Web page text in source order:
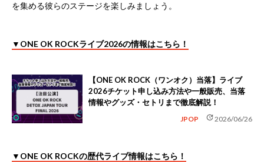
を集める彼らのステージを楽しみましょう。
▼ONE OK ROCKライブ2026の情報はこちら！
【ONE OK ROCK（ワンオク）当落】ライブ
2026チケット申し込み方法や一般販売、当落
情報やグッズ・セトリまで徹底解説！
JPOP update2026/06/26
▼ONE OK ROCKの歴代ライブ情報はこちら！